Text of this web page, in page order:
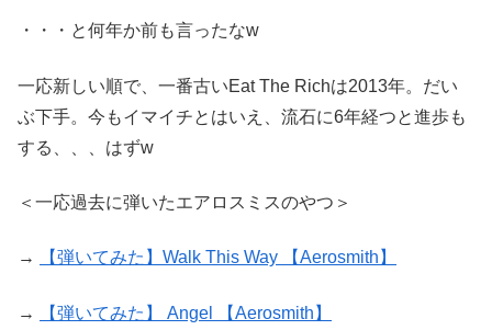
・・・と何年か前も言ったなw
一応新しい順で、一番古いEat The Richは2013年。だい
ぶ下手。今もイマイチとはいえ、流石に6年経つと進歩も
する、、、はずw
＜一応過去に弾いたエアロスミスのやつ＞
→ 【弾いてみた】Walk This Way 【Aerosmith】
→ 【弾いてみた】 Angel 【Aerosmith】